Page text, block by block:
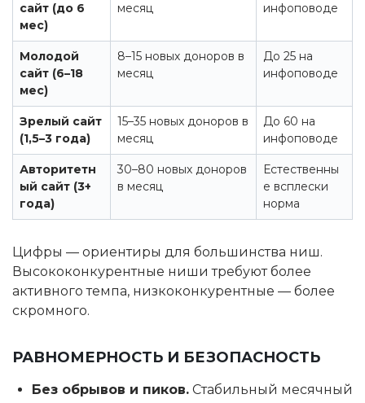
сайт (до 6
мес)
месяц
инфоповоде
Молодой
сайт (6–18
мес)
8–15 новых доноров в
месяц
До 25 на
инфоповоде
Зрелый сайт
(1,5–3 года)
15–35 новых доноров в
месяц
До 60 на
инфоповоде
Авторитетн
ый сайт (3+
года)
30–80 новых доноров
в месяц
Естественны
е всплески
норма
Цифры — ориентиры для большинства ниш.
Высококонкурентные ниши требуют более
активного темпа, низкоконкурентные — более
скромного.
РАВНОМЕРНОСТЬ И БЕЗОПАСНОСТЬ
Без обрывов и пиков. Стабильный месячный